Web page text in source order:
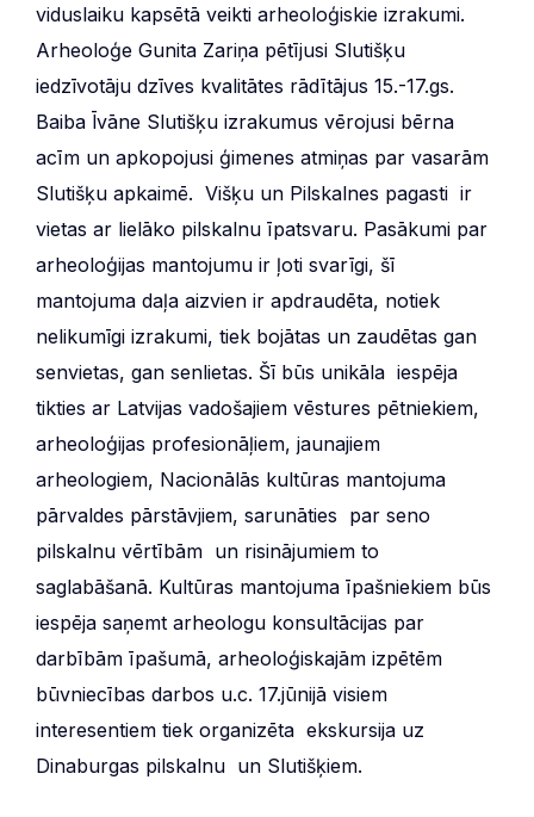
viduslaiku kapsētā veikti arheoloģiskie izrakumi.
Arheoloģe Gunita Zariņa pētījusi Slutišķu
iedzīvotāju dzīves kvalitātes rādītājus 15.-17.gs.
Baiba Īvāne Slutišķu izrakumus vērojusi bērna
acīm un apkopojusi ģimenes atmiņas par vasarām
Slutišķu apkaimē. Višķu un Pilskalnes pagasti ir
vietas ar lielāko pilskalnu īpatsvaru. Pasākumi par
arheoloģijas mantojumu ir ļoti svarīgi, šī
mantojuma daļa aizvien ir apdraudēta, notiek
nelikumīgi izrakumi, tiek bojātas un zaudētas gan
senvietas, gan senlietas. Šī būs unikāla iespēja
tikties ar Latvijas vadošajiem vēstures pētniekiem,
arheoloģijas profesionāļiem, jaunajiem
arheologiem, Nacionālās kultūras mantojuma
pārvaldes pārstāvjiem, sarunāties par seno
pilskalnu vērtībām un risinājumiem to
saglabāšanā. Kultūras mantojuma īpašniekiem būs
iespēja saņemt arheologu konsultācijas par
darbībām īpašumā, arheoloģiskajām izpētēm
būvniecības darbos u.c. 17.jūnijā visiem
interesentiem tiek organizēta ekskursija uz
Dinaburgas pilskalnu un Slutišķiem.